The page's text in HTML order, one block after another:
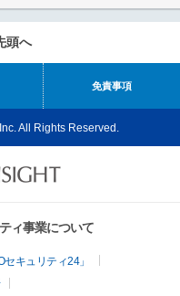
頭へ
免責事項
All Rights Reserved.
ィ事業について
キュリティ24」